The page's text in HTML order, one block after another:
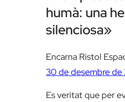
humà: una
silenciosa»
Encarna Ristol
30 de desembre de
Es veritat que per